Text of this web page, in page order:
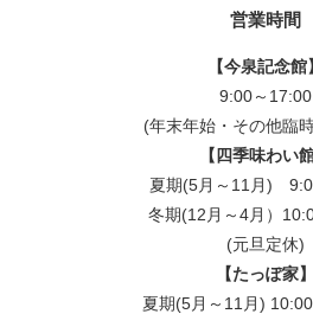
営業時間
【今泉記念館】
9:00～17:00
(年末年始・その他臨
【四季味わい館
夏期(5月～11月)
冬期(12月～4月）
(元旦定休)
【たっぽ家】
夏期(5月～11月)